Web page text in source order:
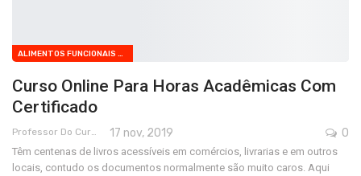
ALIMENTOS FUNCIONAIS EM UNIDADES PRODUTORAS DE REFEIÇÕES
Curso Online Para Horas Acadêmicas Com
Certificado
17 nov, 2019 0
Têm centenas de livros acessíveis em comércios, livrarias e em outros
locais, contudo os documentos normalmente são muito caros. Aqui